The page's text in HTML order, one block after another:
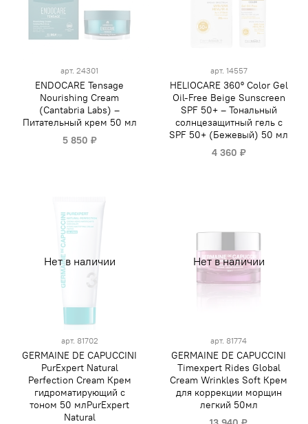
арт. 24301
ENDOCARE Tensage
Nourishing Cream
(Cantabria Labs) –
Питательный крем 50 мл
5 850 ₽
арт. 14557
HELIOCARE 360º Color Gel
Oil-Free Beige Sunscreen
SPF 50+ – Тональный
солнцезащитный гель с
SPF 50+ (Бежевый) 50 мл
4 360 ₽
Нет в наличии
арт. 81702
GERMAINE DE CAPUCCINI
PurExpert Natural
Perfection Cream Крем
гидроматирующий с
тоном 50 млPurExpert
Natural
Нет в наличии
арт. 81774
GERMAINE DE CAPUCCINI
Timexpert Rides Global
Cream Wrinkles Soft Крем
для коррекции морщин
легкий 50мл